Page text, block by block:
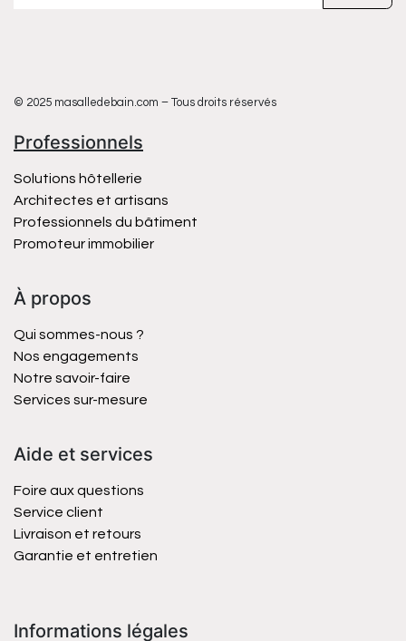
© 2025 masalledebain.com – Tous droits réservés
Professionnels
Solutions hôtellerie
Architectes et artisans
Professionnels du bâtiment
Promoteur immobilier
À propos
Qui sommes-nous ?
Nos engagements
Notre savoir-faire
Services sur-mesure
Aide et services
Foire aux questions
Service client
Livraison et retours
Garantie et entretien
Informations légales